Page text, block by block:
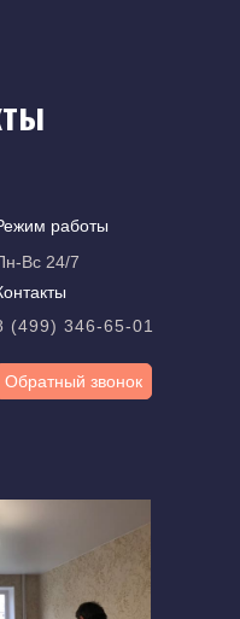
работы
(499) 346-65-01
Вс 24/7
Обратный звонок